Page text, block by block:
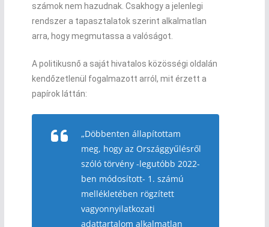
számok nem hazudnak. Csakhogy a jelenlegi
rendszer a tapasztalatok szerint alkalmatlan
arra, hogy megmutassa a valóságot.
A politikusnő a saját hivatalos közösségi oldalán
kendőzetlenül fogalmazott arról, mit érzett a
papírok láttán:
„Döbbenten állapítottam
meg, hogy az Országgyűlésről
szóló törvény -legutóbb 2022-
ben módosított- 1. számú
mellékletében rögzített
vagyonnyilatkozati
adattartalom alkalmatlan